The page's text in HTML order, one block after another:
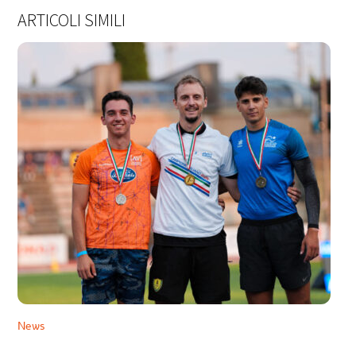
ARTICOLI SIMILI
News